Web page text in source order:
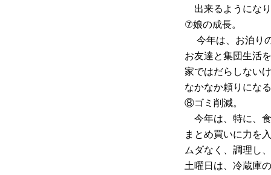
出来るようにな
⑦娘の成長。
今年は、お泊り
お友達と集団生活
家ではだらしない
なかなか頼りにな
⑧ゴミ削減。
今年は、特に、
まとめ買いに力を
ムダなく、調理し
土曜日は、冷蔵庫